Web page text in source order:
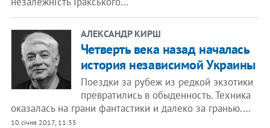
АЛЕКСАНДР КИРШ
Четверть века назад началась
история независимой Украины
Поездки за рубеж из редкой экзотики
превратились в обыденность. Техника
оказалась на грани фантастики и далеко за гранью.…
10 січня 2017, 11:35